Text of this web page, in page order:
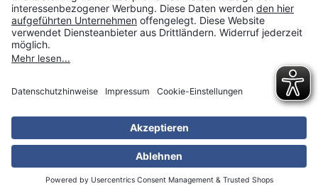
Die Corona-Pandemie hat die Wirtschaft vor neue,
unbekannte Herausforderungen gestellt.Auch der
Online-Handel blieb davon nicht verschont. Im
Gespräch mit B4B Wirtschaftsleben Schwaben hat
unser Geschäftsführer Jürgen Schuster den Umgang